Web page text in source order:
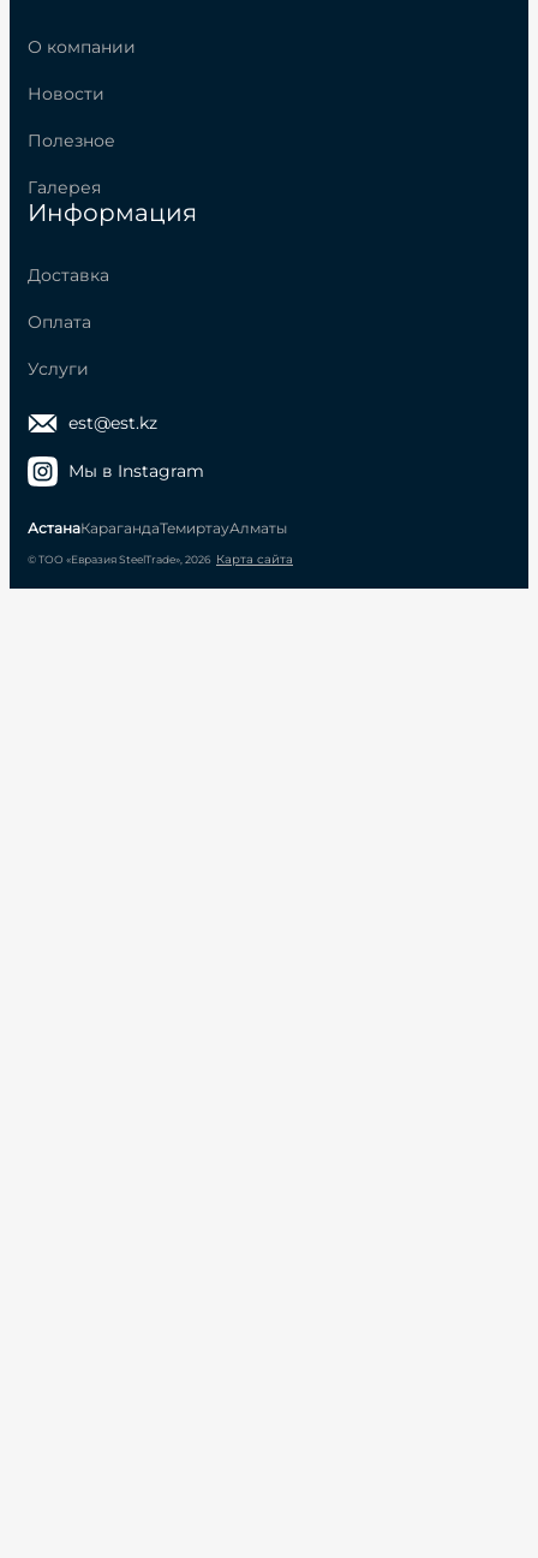
О компании
Новости
Полезное
Галерея
Информация
Доставка
Оплата
Услуги
est@est.kz
Мы в Instagram
АстанаКарагандаТемиртауАлматы
© ТОО «Евразия SteelTrade», 2026 Карта сайта